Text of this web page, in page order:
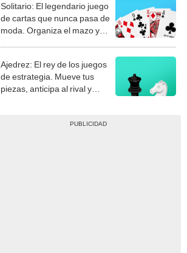
Solitario: El legendario juego
de cartas que nunca pasa de
moda. Organiza el mazo y
Ajedrez: El rey de los juegos
de estrategia. Mueve tus
piezas, anticipa al rival y